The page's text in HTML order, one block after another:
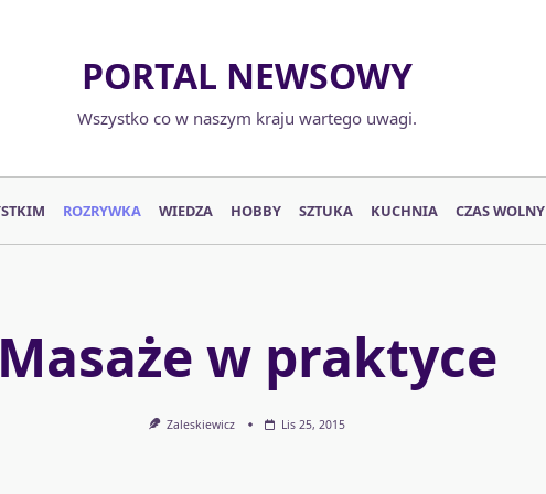
PORTAL NEWSOWY
Wszystko co w naszym kraju wartego uwagi.
ROZRYWKA WIEDZA HOBBY SZTUKA KUCHNIA CZAS WOLNY
Masaże w praktyce
Zaleskiewicz Lis 25, 2015